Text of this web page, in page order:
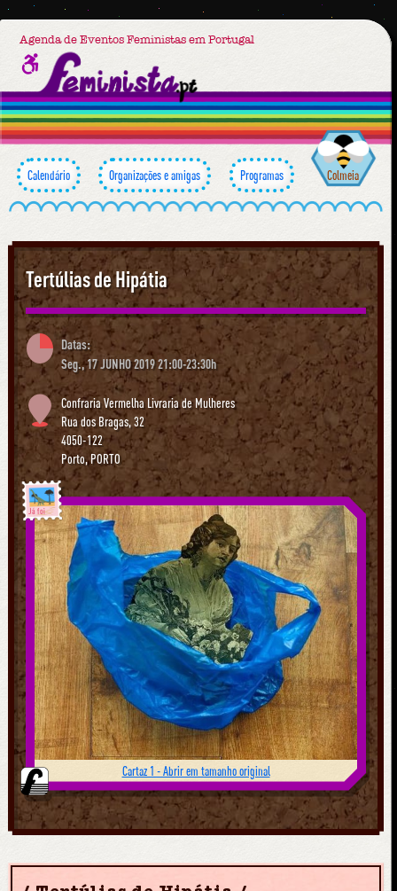
Agenda de Eventos Feministas em Portugal
Calendário Organizações e amigas Programas Colmeia
Tertúlias de Hipátia
Datas:
Seg., 17 JUNHO 2019 21:00-23:30h
Confraria Vermelha Livraria de Mulheres
Rua dos Bragas, 32
4050-122
Porto,PORTO
Já foi
Cartaz 1 - Abrir em tamanho original